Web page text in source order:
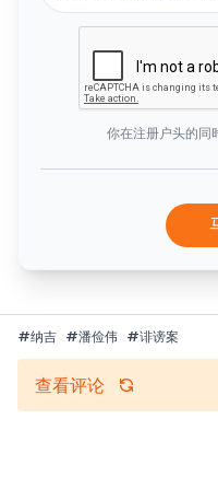
你在注册户头的同
#纳吉 #潘俭伟 #诽谤案
查看评论